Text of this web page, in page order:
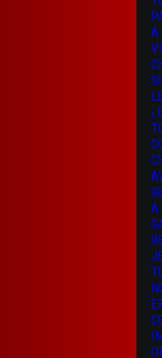
A
¡
A